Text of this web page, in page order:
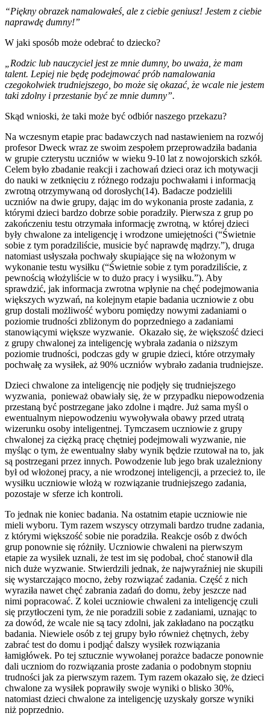
“Piękny obrazek namalowałeś, ale z ciebie geniusz! Jestem z ciebie
naprawdę dumny!”
W jaki sposób może odebrać to dziecko?
„Rodzic lub nauczyciel jest ze mnie dumny, bo uważa, że mam
talent. Lepiej nie będę podejmować prób namalowania
czegokolwiek trudniejszego, bo może się okazać, że wcale nie jestem
taki zdolny i przestanie być ze mnie dumny”.
Skąd wnioski, że taki może być odbiór naszego przekazu?
Na wczesnym etapie prac badawczych nad nastawieniem na rozwój
profesor Dweck wraz ze swoim zespołem przeprowadziła badania
w grupie czterystu uczniów w wieku 9-10 lat z nowojorskich szkół.
Celem było zbadanie reakcji i zachowań dzieci oraz ich motywacji
do nauki w zetknięciu z różnego rodzaju pochwałami i informacją
zwrotną otrzymywaną od dorosłych(14). Badacze podzielili
uczniów na dwie grupy, dając im do wykonania proste zadania, z
którymi dzieci bardzo dobrze sobie poradziły. Pierwsza z grup po
zakończeniu testu otrzymała informację zwrotną, w której dzieci
były chwalone za inteligencję i wrodzone umiejętności (“Świetnie
sobie z tym poradziliście, musicie być naprawdę mądrzy.”), druga
natomiast usłyszała pochwały skupiające się na włożonym w
wykonanie testu wysiłku (“Świetnie sobie z tym poradziliście, z
pewnością włożyliście w to dużo pracy i wysiłku.”). Aby
sprawdzić, jak informacja zwrotna wpłynie na chęć podejmowania
większych wyzwań, na kolejnym etapie badania uczniowie z obu
grup dostali możliwość wyboru pomiędzy nowymi zadaniami o
poziomie trudności zbliżonym do poprzedniego a zadaniami
stanowiącymi większe wyzwanie. Okazało się, że większość dzieci
z grupy chwalonej za inteligencję wybrała zadania o niższym
poziomie trudności, podczas gdy w grupie dzieci, które otrzymały
pochwałę za wysiłek, aż 90% uczniów wybrało zadania trudniejsze.
Dzieci chwalone za inteligencję nie podjęły się trudniejszego
wyzwania, ponieważ obawiały się, że w przypadku niepowodzenia
przestaną być postrzegane jako zdolne i mądre. Już sama myśl o
ewentualnym niepowodzeniu wywoływała obawy przed utratą
wizerunku osoby inteligentnej. Tymczasem uczniowie z grupy
chwalonej za ciężką pracę chętniej podejmowali wyzwanie, nie
myśląc o tym, że ewentualny słaby wynik będzie rzutował na to, jak
są postrzegani przez innych. Powodzenie lub jego brak uzależniony
był od włożonej pracy, a nie wrodzonej inteligencji, a przecież to, ile
wysiłku uczniowie włożą w rozwiązanie trudniejszego zadania,
pozostaje w sferze ich kontroli.
To jednak nie koniec badania. Na ostatnim etapie uczniowie nie
mieli wyboru. Tym razem wszyscy otrzymali bardzo trudne zadania,
z którymi większość sobie nie poradziła. Reakcje osób z dwóch
grup ponownie się różniły. Uczniowie chwaleni na pierwszym
etapie za wysiłek uznali, że test im się podobał, choć stanowił dla
nich duże wyzwanie. Stwierdzili jednak, że najwyraźniej nie skupili
się wystarczająco mocno, żeby rozwiązać zadania. Część z nich
wyraziła nawet chęć zabrania zadań do domu, żeby jeszcze nad
nimi popracować. Z kolei uczniowie chwaleni za inteligencję czuli
się przytłoczeni tym, że nie poradzili sobie z zadaniami, uznając to
za dowód, że wcale nie są tacy zdolni, jak zakładano na początku
badania. Niewiele osób z tej grupy było również chętnych, żeby
zabrać test do domu i podjąć dalszy wysiłek rozwiązania
łamigłówek. Po tej sztucznie wywołanej porażce badacze ponownie
dali uczniom do rozwiązania proste zadania o podobnym stopniu
trudności jak za pierwszym razem. Tym razem okazało się, że dzieci
chwalone za wysiłek poprawiły swoje wyniki o blisko 30%,
natomiast dzieci chwalone za inteligencję uzyskały gorsze wyniki
niż poprzednio.